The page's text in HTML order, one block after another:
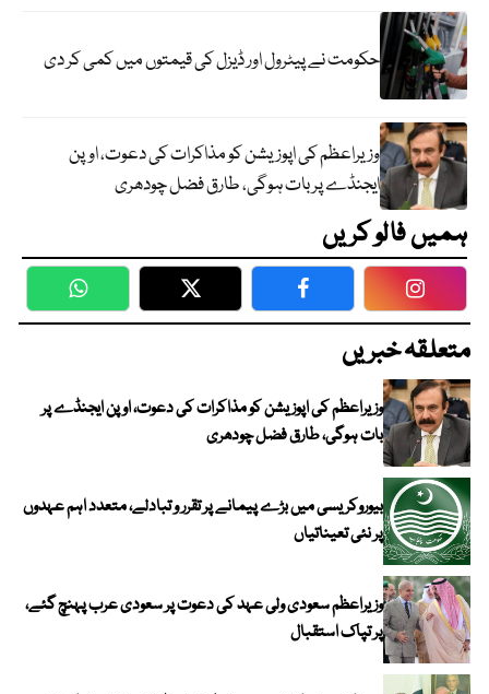
حکومت نے پیٹرول اور ڈیزل کی قیمتوں میں کمی کر دی
وزیراعظم کی اپوزیشن کو مذاکرات کی دعوت، اوپن
ایجنڈے پر بات ہوگی، طارق فضل چودھری
ہمیں فالو کریں
WhatsApp Twitter Facebook
متعلقہ خبریں
وزیراعظم کی اپوزیشن کو مذاکرات کی دعوت، اوپن ایجنڈے پر
بات ہوگی، طارق فضل چودھری
بیوروکریسی میں بڑے پیمانے پر تقرر و تبادلے، متعدد اہم عہدوں
پر نئی تعیناتیاں
وزیراعظم سعودی ولی عہد کی دعوت پر سعودی عرب پہنچ گئے،
پر تپاک استقبال